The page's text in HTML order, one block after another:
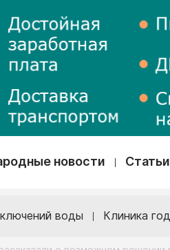
новости Статьи
воды Клиника